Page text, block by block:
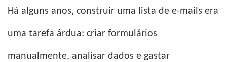
Há alguns anos, construir uma lista de e-mails era
uma tarefa árdua: criar formulários
manualmente, analisar dados e gastar